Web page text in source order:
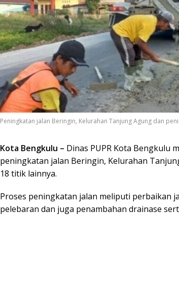
Peningkatan jalan Beringin, Kelurahan Tanjung Agung dan
Kota Bengkulu – Dinas PUPR Kota Bengkulu
peningkatan jalan Beringin, Kelurahan
18 titik lainnya.
Proses peningkatan jalan meliputi perbaikan
pelebaran dan juga penambahan drainase